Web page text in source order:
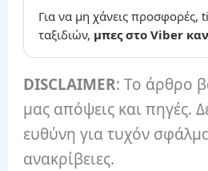
Για να μη χάνεις προσφορές,
ταξιδιών, μπες στο Viber
DISCLAIMER: Το άρθρο
μας απόψεις και πηγές.
ευθύνη για τυχόν
ανακρίβειες.